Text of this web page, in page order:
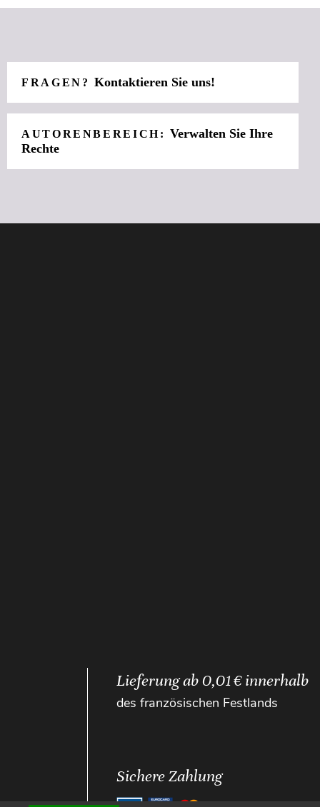
FRAGEN?Kontaktieren Sie uns!
AUTORENBEREICH:Verwalten Sie Ihre
Rechte
Lieferung ab 0,01 € innerhalb
des französischen Festlands
Sichere Zahlung